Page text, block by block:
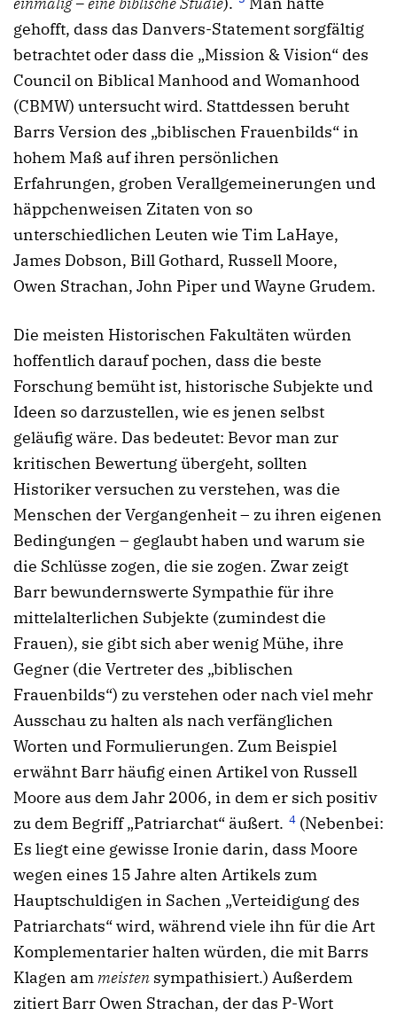
gehofft, dass das Danvers-Statement sorgfältig
betrachtet oder dass die „Mission & Vision“ des
Council on Biblical Manhood and Womanhood
(CBMW) untersucht wird. Stattdessen beruht
Barrs Version des „biblischen Frauenbilds“ in
hohem Maß auf ihren persönlichen
Erfahrungen, groben Verallgemeinerungen und
häppchenweisen Zitaten von so
unterschiedlichen Leuten wie Tim LaHaye,
James Dobson, Bill Gothard, Russell Moore,
Owen Strachan, John Piper und Wayne Grudem.
Die meisten Historischen Fakultäten würden
hoffentlich darauf pochen, dass die beste
Forschung bemüht ist, historische Subjekte und
Ideen so darzustellen, wie es jenen selbst
geläufig wäre. Das bedeutet: Bevor man zur
kritischen Bewertung übergeht, sollten
Historiker versuchen zu verstehen, was die
Menschen der Vergangenheit – zu ihren eigenen
Bedingungen – geglaubt haben und warum sie
die Schlüsse zogen, die sie zogen. Zwar zeigt
Barr bewundernswerte Sympathie für ihre
mittelalterlichen Subjekte (zumindest die
Frauen), sie gibt sich aber wenig Mühe, ihre
Gegner (die Vertreter des „biblischen
Frauenbilds“) zu verstehen oder nach viel mehr
Ausschau zu halten als nach verfänglichen
Worten und Formulierungen. Zum Beispiel
erwähnt Barr häufig einen Artikel von Russell
Moore aus dem Jahr 2006, in dem er sich positiv
zu dem Begriff „Patriarchat“ äußert. 4 (Nebenbei:
Es liegt eine gewisse Ironie darin, dass Moore
wegen eines 15 Jahre alten Artikels zum
Hauptschuldigen in Sachen „Verteidigung des
Patriarchats“ wird, während viele ihn für die Art
Komplementarier halten würden, die mit Barrs
Klagen am meisten sympathisiert.) Außerdem
zitiert Barr Owen Strachan, der das P-Wort